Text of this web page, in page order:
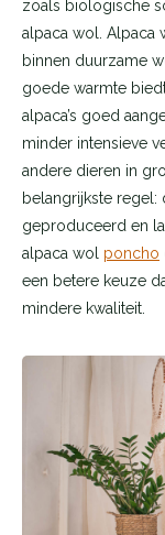
zoals biologische
alpaca wol. Alpaca
binnen duurzame
goede warmte
alpaca’s goed
minder intensieve
andere dieren in
belangrijkste
geproduceerd en
alpaca wol poncho
een betere keuze
mindere kwaliteit.